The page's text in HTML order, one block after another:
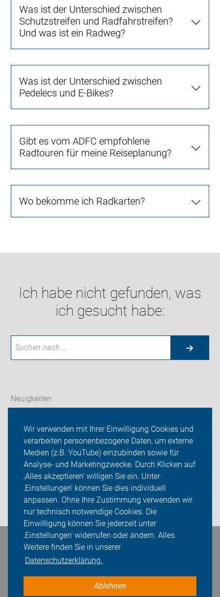
Wir verwenden mit Ihrer Einwilligung Cookies und
verarbeiten personenbezogene Daten, um externe
Medien (z.B. YouTube) einzubinden sowie für
Analyse- und Marketingzwecke. Durch Klicken auf
‚Alles akzeptieren‘ willigen Sie ein. Unter
‚Einstellungen‘ können Sie dies individuell
anpassen. Ohne Ihre Zustimmung verwenden wir
nur technisch notwendige Cookies. Die
Einwilligung können Sie jederzeit unter
‚Einstellungen‘ widerrufen oder ändern. Alles
Weitere finden Sie in unserer
Datenschutzerklärung.
Ablehnen
Was ist der Unterschied zwischen
Schutzstreifen und Radfahrstreifen?
Und was ist ein Radweg?
Was ist der Unterschied zwischen
Pedelecs und E-Bikes?
Gibt es vom ADFC empfohlene
Radtouren für meine Reiseplanung?
Wo bekomme ich Radkarten?
Ich habe nicht gefunden, was
ich gesucht habe:
Neuigkeiten
Radfahren
Sei dabei
Presse
Login
Bleiben Sie in Kontakt